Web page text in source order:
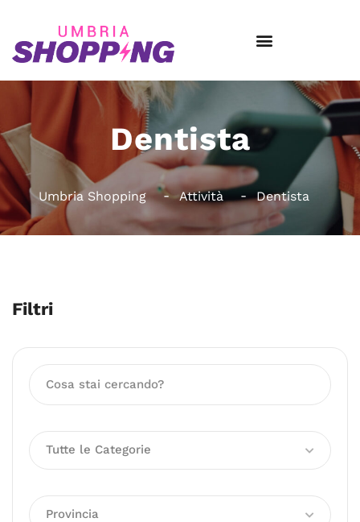
Dentista
Umbria Shopping Attività Dentista
Filtri
Tutte le Categorie
Provincia